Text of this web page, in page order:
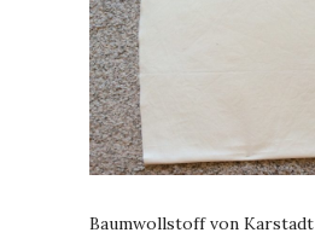
Baumwollstoff von Karstadt